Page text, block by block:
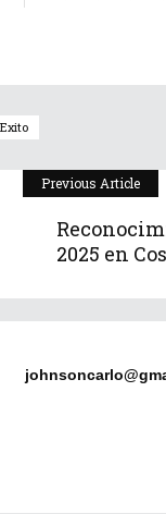
Previous Article
2025 en